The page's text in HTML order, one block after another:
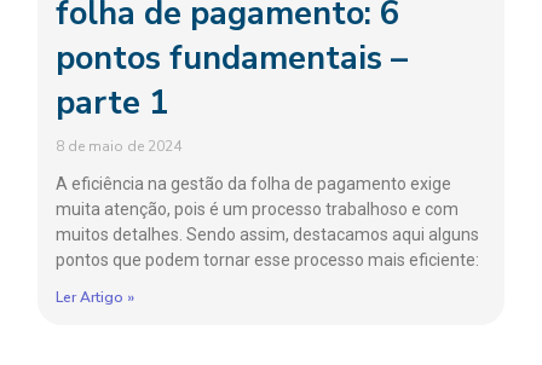
folha de pagamento: 6
pontos fundamentais –
parte 1
8 de maio de 2024
A eficiência na gestão da folha de pagamento exige
muita atenção, pois é um processo trabalhoso e com
muitos detalhes. Sendo assim, destacamos aqui alguns
pontos que podem tornar esse processo mais eficiente:
Ler Artigo »